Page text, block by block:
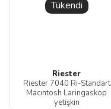
Tükendi
Riester
Riester 7040 Rı-Standart
Macıntosh Laringaskop
yetişkin